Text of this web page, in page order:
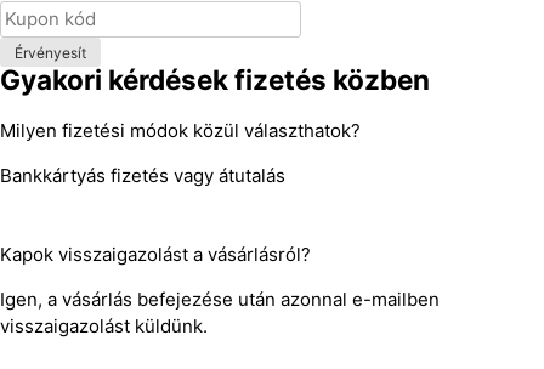
Érvényesít
Gyakori kérdések fizetés közben
Milyen fizetési módok közül választhatok?
Bankkártyás fizetés vagy átutalás
Kapok visszaigazolást a vásárlásról?
Igen, a vásárlás befejezése után azonnal e-mailben
visszaigazolást küldünk.